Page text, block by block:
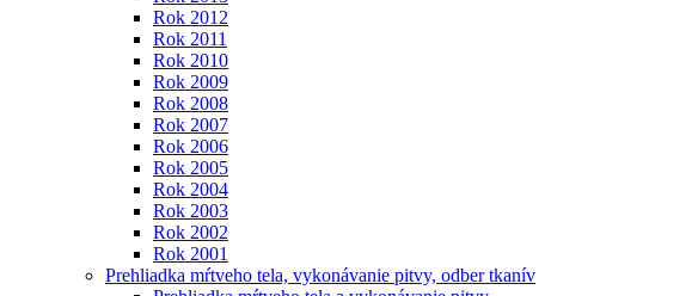
Rok 2012
Rok 2011
Rok 2010
Rok 2009
Rok 2008
Rok 2007
Rok 2006
Rok 2005
Rok 2004
Rok 2003
Rok 2002
Rok 2001
Prehliadka mŕtveho tela, vykonávanie pitvy, odber tkanív